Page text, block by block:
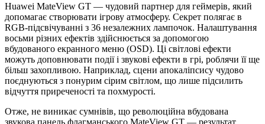
Huawei MateView GT — чудовий партнер для геймерів, який
допомагає створювати ігрову атмосферу. Секрет полягає в
RGB-підсвічуванні з 36 незалежних лампочок. Налаштування
восьми різних ефектів здійснюється за допомогою
вбудованого екранного меню (OSD). Ці світлові ефекти
можуть доповнювати події і звукові ефекти в грі, роблячи її ще
більш захопливою. Наприклад, сцени апокаліпсису чудово
поєднуються з понурим сірим світлом, що лише підсилить
відчуття приреченості та похмурості.
Отже, не виникає сумнівів, що революційна вбудована
звукова панель флагманського MateView GT — результат